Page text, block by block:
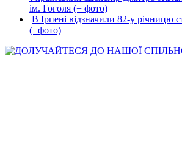
ім. Гоголя (+ фото)
В Ірпені відзначили 82-у річницю
(+фото)